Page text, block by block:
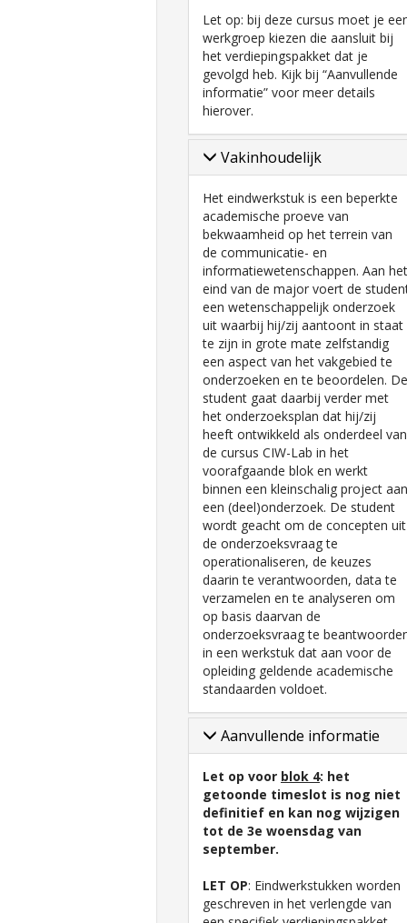
Let op: bij deze cursus moet je
werkgroep kiezen die aansluit bij
het verdiepingspakket dat je
gevolgd heb. Kijk bij “Aanvullende
informatie” voor meer details
hierover.
Vakinhoudelijk
Het eindwerkstuk is een beperkte
academische proeve van
bekwaamheid op het terrein van
de communicatie- en
informatiewetenschappen. Aan het
eind van de major voert de
een wetenschappelijk onderzoek
uit waarbij hij/zij aantoont in staat
te zijn in grote mate zelfstandig
een aspect van het vakgebied te
onderzoeken en te beoordelen. De
student gaat daarbij verder met
het onderzoeksplan dat hij/zij
heeft ontwikkeld als onderdeel van
de cursus CIW-Lab in het
voorafgaande blok en werkt
binnen een kleinschalig project aan
een (deel)onderzoek. De student
wordt geacht om de concepten uit
de onderzoeksvraag te
operationaliseren, de keuzes
daarin te verantwoorden, data te
verzamelen en te analyseren om
op basis daarvan de
onderzoeksvraag te
in een werkstuk dat aan voor de
opleiding geldende academische
standaarden voldoet.
Aanvullende informatie
Let op voor blok 4: het
getoonde timeslot is nog niet
definitief en kan nog wijzigen
tot de 3e woensdag van
september.
LET OP: Eindwerkstukken worden
geschreven in het verlengde van